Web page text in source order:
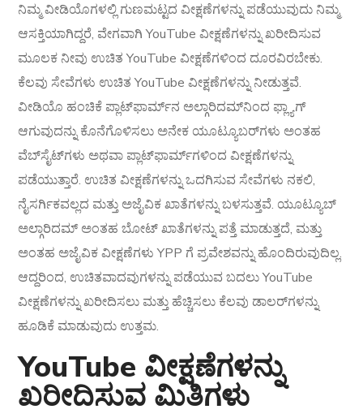
ನಿಮ್ಮ ವೀಡಿಯೊಗಳಲ್ಲಿ ಗುಣಮಟ್ಟದ ವೀಕ್ಷಣೆಗಳನ್ನು ಪಡೆಯುವುದು ನಿಮ್ಮ
ಆಸಕ್ತಿಯಾಗಿದ್ದರೆ, ವೇಗವಾಗಿ YouTube ವೀಕ್ಷಣೆಗಳನ್ನು ಖರೀದಿಸುವ
ಮೂಲಕ ನೀವು ಉಚಿತ YouTube ವೀಕ್ಷಣೆಗಳಿಂದ ದೂರವಿರಬೇಕು.
ಕೆಲವು ಸೇವೆಗಳು ಉಚಿತ YouTube ವೀಕ್ಷಣೆಗಳನ್ನು ನೀಡುತ್ತವೆ.
ವೀಡಿಯೊ ಹಂಚಿಕೆ ಪ್ಲಾಟ್‌ಫಾರ್ಮ್‌ನ ಅಲ್ಗಾರಿದಮ್‌ನಿಂದ ಫ್ಲ್ಯಾಗ್
ಆಗುವುದನ್ನು ಕೊನೆಗೊಳಿಸಲು ಅನೇಕ ಯೂಟ್ಯೂಬರ್‌ಗಳು ಅಂತಹ
ವೆಬ್‌ಸೈಟ್‌ಗಳು ಅಥವಾ ಪ್ಲಾಟ್‌ಫಾರ್ಮ್‌ಗಳಿಂದ ವೀಕ್ಷಣೆಗಳನ್ನು
ಪಡೆಯುತ್ತಾರೆ. ಉಚಿತ ವೀಕ್ಷಣೆಗಳನ್ನು ಒದಗಿಸುವ ಸೇವೆಗಳು ನಕಲಿ,
ನೈಸರ್ಗಿಕವಲ್ಲದ ಮತ್ತು ಅಜೈವಿಕ ಖಾತೆಗಳನ್ನು ಬಳಸುತ್ತವೆ. ಯೂಟ್ಯೂಬ್
ಅಲ್ಗಾರಿದಮ್ ಅಂತಹ ಬೋಟ್ ಖಾತೆಗಳನ್ನು ಪತ್ತೆ ಮಾಡುತ್ತದೆ, ಮತ್ತು
ಅಂತಹ ಅಜೈವಿಕ ವೀಕ್ಷಣೆಗಳು YPP ಗೆ ಪ್ರವೇಶವನ್ನು ಹೊಂದಿರುವುದಿಲ್ಲ.
ಆದ್ದರಿಂದ, ಉಚಿತವಾದವುಗಳನ್ನು ಪಡೆಯುವ ಬದಲು YouTube
ವೀಕ್ಷಣೆಗಳನ್ನು ಖರೀದಿಸಲು ಮತ್ತು ಹೆಚ್ಚಿಸಲು ಕೆಲವು ಡಾಲರ್‌ಗಳನ್ನು
ಹೂಡಿಕೆ ಮಾಡುವುದು ಉತ್ತಮ.
YouTube ವೀಕ್ಷಣೆಗಳನ್ನು
ಖರೀದಿಸುವ ಮಿತಿಗಳು